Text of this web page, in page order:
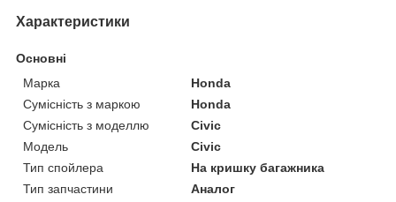
Характеристики
Основні
Марка
Honda
Сумісність з маркою
Honda
Сумісність з моделлю
Civic
Модель
Civic
Тип спойлера
На кришку багажника
Тип запчастини
Аналог